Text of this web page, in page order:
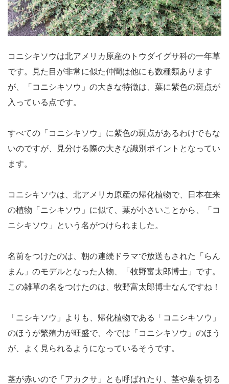
コニシキソウは北アメリカ原産のトウダイグサ科の一年草
です。見た目が非常に似た仲間は他にも数種類あります
が、「コニシキソウ」の大きな特徴は、葉に紫色の斑点が
入っている点です。
すべての「コニシキソウ」に紫色の斑点があるわけでもな
いのですが、見分ける際の大きな識別ポイントとなってい
ます。
コニシキソウは、北アメリカ原産の帰化植物で、日本在来
の植物「ニシキソウ」に似て、葉が小さいことから、「コ
ニシキソウ」という名がつけられました。
名前をつけたのは、朝の連続ドラマで放送もされた「らん
まん」のモデルとなった人物、「牧野富太郎博士」です。
この雑草の名をつけたのは、牧野富太郎博士なんですね！
「ニシキソウ」よりも、帰化植物である「コニシキソウ」
のほうが繁殖力が旺盛で、今では「コニシキソウ」のほう
が、よく見られるようになっているそうです。
茎が赤いので「アカクサ」とも呼ばれたり、茎や葉を切る